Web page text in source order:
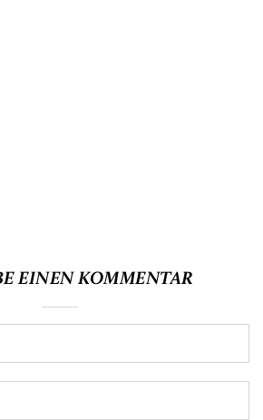
EINEN KOMMENTAR